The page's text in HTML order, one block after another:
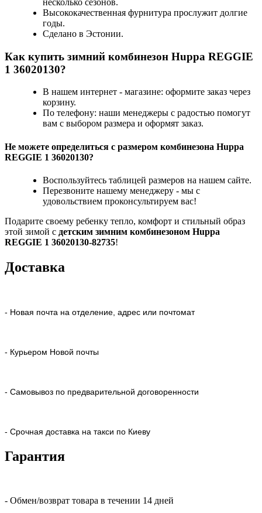
Высококачественная фурнитура прослужит долгие
годы.
Сделано в Эстонии.
Как купить зимний комбинезон Huppa REGGIE
1 36020130?
В нашем интернет - магазине: оформите заказ через
корзину.
По телефону: наши менеджеры с радостью помогут
вам с выбором размера и оформят заказ.
Не можете определиться с размером комбинезона Huppa
REGGIE 1 36020130?
Воспользуйтесь таблицей размеров на нашем сайте.
Перезвоните нашему менеджеру - мы с
удовольствием проконсультируем вас!
Подарите своему ребенку тепло, комфорт и стильный образ
этой зимой с детским зимним комбинезоном Huppa
REGGIE 1 36020130-82735!
Доставка
- Новая почта на отделение, адрес или почтомат
- Курьером Новой почты
- Самовывоз по предварительной договоренности
- Срочная доставка на такси по Киеву
Гарантия
- Обмен/возврат товара в течении 14 дней